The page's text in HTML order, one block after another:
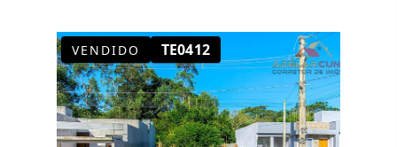
VENDIDO TE0412